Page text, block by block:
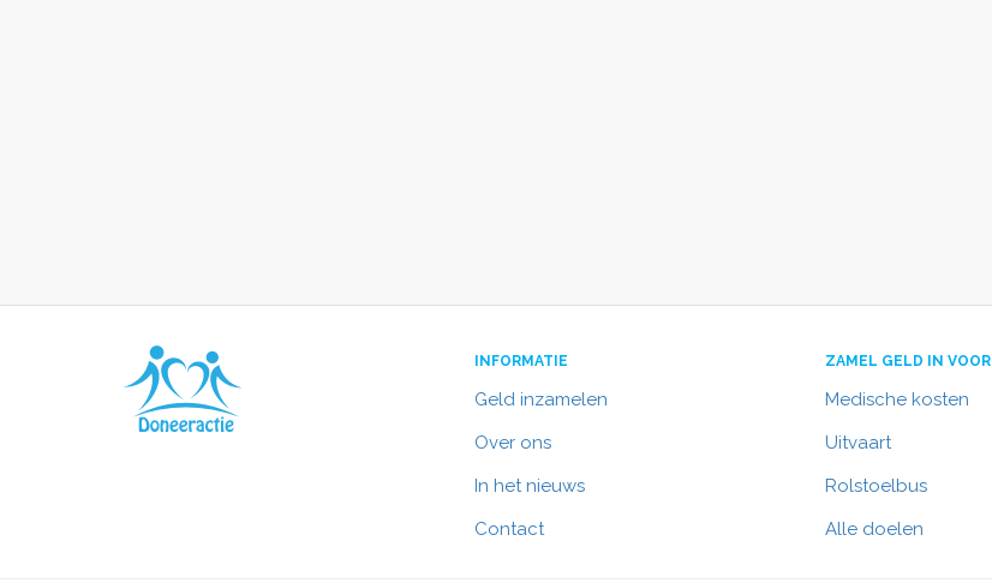
INFORMATIE
Geld inzamelen
Over ons
In het nieuws
Contact
ZAMEL GELD IN VOOR
Medische kosten
Uitvaart
Rolstoelbus
Alle doelen